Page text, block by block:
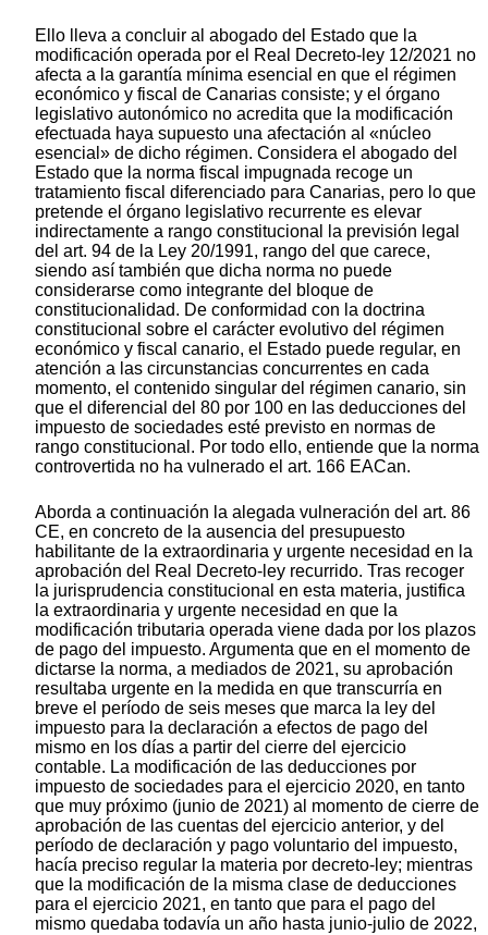
Ello lleva a concluir al abogado del Estado que la
modificación operada por el Real Decreto-ley 12/2021 no
afecta a la garantía mínima esencial en que el régimen
económico y fiscal de Canarias consiste; y el órgano
legislativo autonómico no acredita que la modificación
efectuada haya supuesto una afectación al «núcleo
esencial» de dicho régimen. Considera el abogado del
Estado que la norma fiscal impugnada recoge un
tratamiento fiscal diferenciado para Canarias, pero lo que
pretende el órgano legislativo recurrente es elevar
indirectamente a rango constitucional la previsión legal
del art. 94 de la Ley 20/1991, rango del que carece,
siendo así también que dicha norma no puede
considerarse como integrante del bloque de
constitucionalidad. De conformidad con la doctrina
constitucional sobre el carácter evolutivo del régimen
económico y fiscal canario, el Estado puede regular, en
atención a las circunstancias concurrentes en cada
momento, el contenido singular del régimen canario, sin
que el diferencial del 80 por 100 en las deducciones del
impuesto de sociedades esté previsto en normas de
rango constitucional. Por todo ello, entiende que la norma
controvertida no ha vulnerado el art. 166 EACan.
Aborda a continuación la alegada vulneración del art. 86
CE, en concreto de la ausencia del presupuesto
habilitante de la extraordinaria y urgente necesidad en la
aprobación del Real Decreto-ley recurrido. Tras recoger
la jurisprudencia constitucional en esta materia, justifica
la extraordinaria y urgente necesidad en que la
modificación tributaria operada viene dada por los plazos
de pago del impuesto. Argumenta que en el momento de
dictarse la norma, a mediados de 2021, su aprobación
resultaba urgente en la medida en que transcurría en
breve el período de seis meses que marca la ley del
impuesto para la declaración a efectos de pago del
mismo en los días a partir del cierre del ejercicio
contable. La modificación de las deducciones por
impuesto de sociedades para el ejercicio 2020, en tanto
que muy próximo (junio de 2021) al momento de cierre de
aprobación de las cuentas del ejercicio anterior, y del
período de declaración y pago voluntario del impuesto,
hacía preciso regular la materia por decreto-ley; mientras
que la modificación de la misma clase de deducciones
para el ejercicio 2021, en tanto que para el pago del
mismo quedaba todavía un año hasta junio-julio de 2022,